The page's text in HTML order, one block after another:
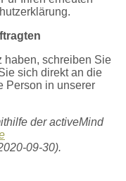
haben, schreiben Sie
sich direkt an die
Person in unserer
der activeMind
09-30).